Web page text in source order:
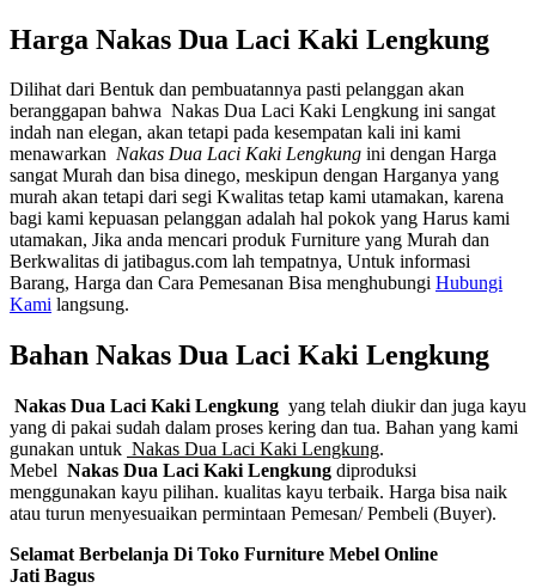
Harga Nakas Dua Laci Kaki Lengkung
Dilihat dari Bentuk dan pembuatannya pasti pelanggan akan
beranggapan bahwa Nakas Dua Laci Kaki Lengkung ini sangat
indah nan elegan, akan tetapi pada kesempatan kali ini kami
menawarkan Nakas Dua Laci Kaki Lengkung ini dengan Harga
sangat Murah dan bisa dinego, meskipun dengan Harganya yang
murah akan tetapi dari segi Kwalitas tetap kami utamakan, karena
bagi kami kepuasan pelanggan adalah hal pokok yang Harus kami
utamakan, Jika anda mencari produk Furniture yang Murah dan
Berkwalitas di jatibagus.com lah tempatnya, Untuk informasi
Barang, Harga dan Cara Pemesanan Bisa menghubungi Hubungi
Kami langsung.
Bahan Nakas Dua Laci Kaki Lengkung
Nakas Dua Laci Kaki Lengkung yang telah diukir dan juga kayu
yang di pakai sudah dalam proses kering dan tua. Bahan yang kami
gunakan untuk Nakas Dua Laci Kaki Lengkung.
Mebel Nakas Dua Laci Kaki Lengkung diproduksi
menggunakan kayu pilihan. kualitas kayu terbaik. Harga bisa naik
atau turun menyesuaikan permintaan Pemesan/ Pembeli (Buyer).
Selamat Berbelanja Di Toko Furniture Mebel Online
Jati Bagus